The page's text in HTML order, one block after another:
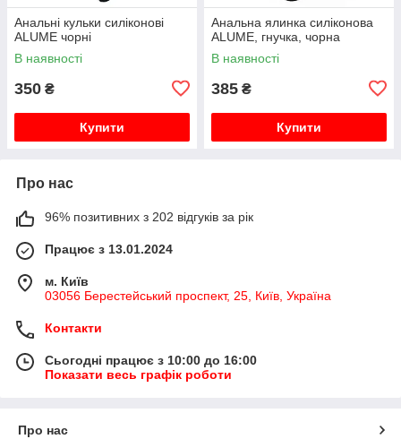
Анальні кульки силіконові
ALUME чорні
В наявності
350 ₴
Купити
Анальна ялинка силіконова
ALUME, гнучка, чорна
В наявності
385 ₴
Купити
Про нас
96% позитивних з 202 відгуків за рік
Працює з 13.01.2024
м. Київ
03056 Берестейський проспект, 25, Київ, Україна
Контакти
Сьогодні працює з 10:00 до 16:00
Показати весь графік роботи
Про нас